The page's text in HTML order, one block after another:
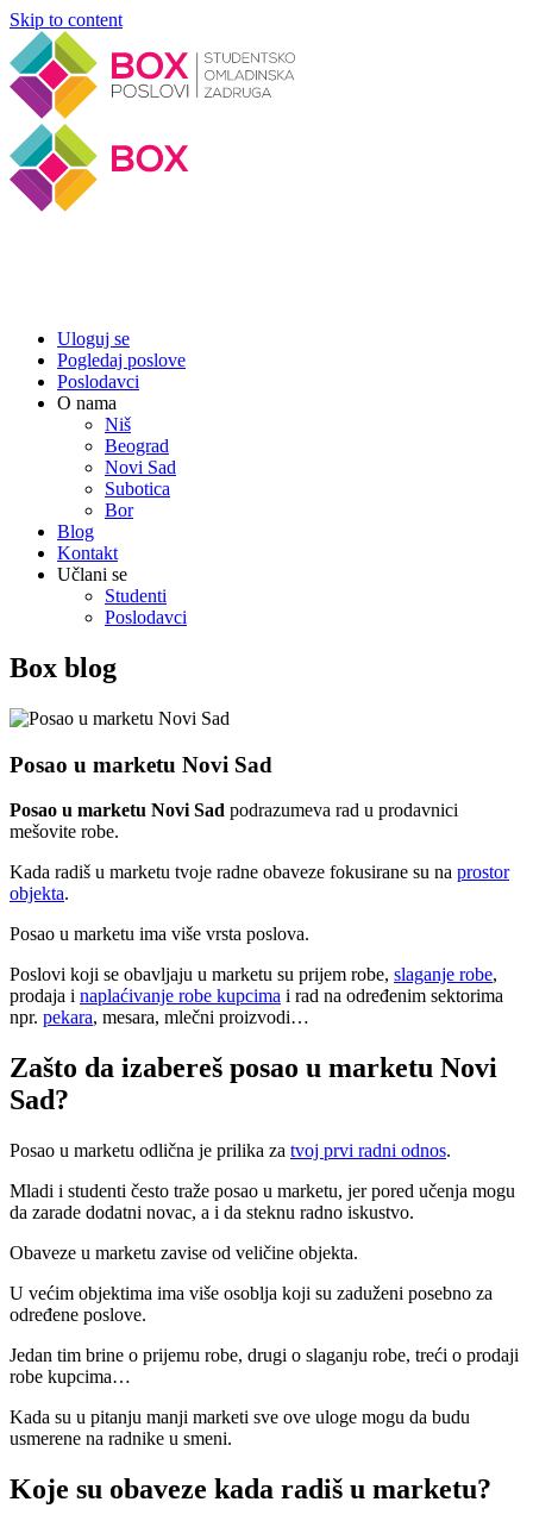
Skip to content
Uloguj se
Pogledaj poslove
Poslodavci
O nama
Niš
Beograd
Novi Sad
Subotica
Bor
Blog
Kontakt
Učlani se
Studenti
Poslodavci
Box blog
Posao u marketu Novi Sad
Posao u marketu Novi Sad podrazumeva rad u prodavnici
mešovite robe.
Kada radiš u marketu tvoje radne obaveze fokusirane su na prostor
objekta.
Posao u marketu ima više vrsta poslova.
Poslovi koji se obavljaju u marketu su prijem robe, slaganje robe,
prodaja i naplaćivanje robe kupcima i rad na određenim sektorima
npr. pekara, mesara, mlečni proizvodi…
Zašto da izabereš posao u marketu Novi
Sad?
Posao u marketu odlična je prilika za tvoj prvi radni odnos.
Mladi i studenti često traže posao u marketu, jer pored učenja mogu
da zarade dodatni novac, a i da steknu radno iskustvo.
Obaveze u marketu zavise od veličine objekta.
U većim objektima ima više osoblja koji su zaduženi posebno za
određene poslove.
Jedan tim brine o prijemu robe, drugi o slaganju robe, treći o prodaji
robe kupcima…
Kada su u pitanju manji marketi sve ove uloge mogu da budu
usmerene na radnike u smeni.
Koje su obaveze kada radiš u marketu?